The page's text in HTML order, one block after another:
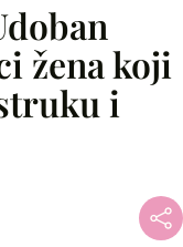
žena koji
i